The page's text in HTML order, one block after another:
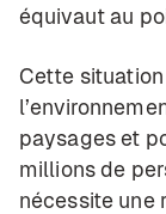
équivaut au
Cette
paysages et
millions de
nécessite une